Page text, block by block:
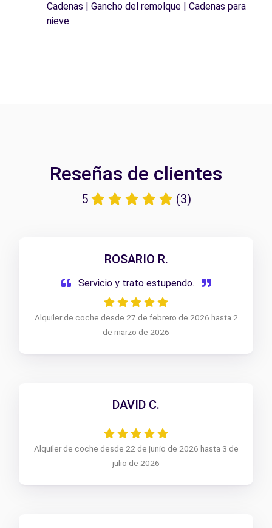
Cadenas | Gancho del remolque | Cadenas para
nieve
Reseñas de clientes
5 (3)
ROSARIO R.
Servicio y trato estupendo.
Alquiler de coche desde 27 de febrero de 2026 hasta 2
de marzo de 2026
DAVID C.
Alquiler de coche desde 22 de junio de 2026 hasta 3 de
julio de 2026